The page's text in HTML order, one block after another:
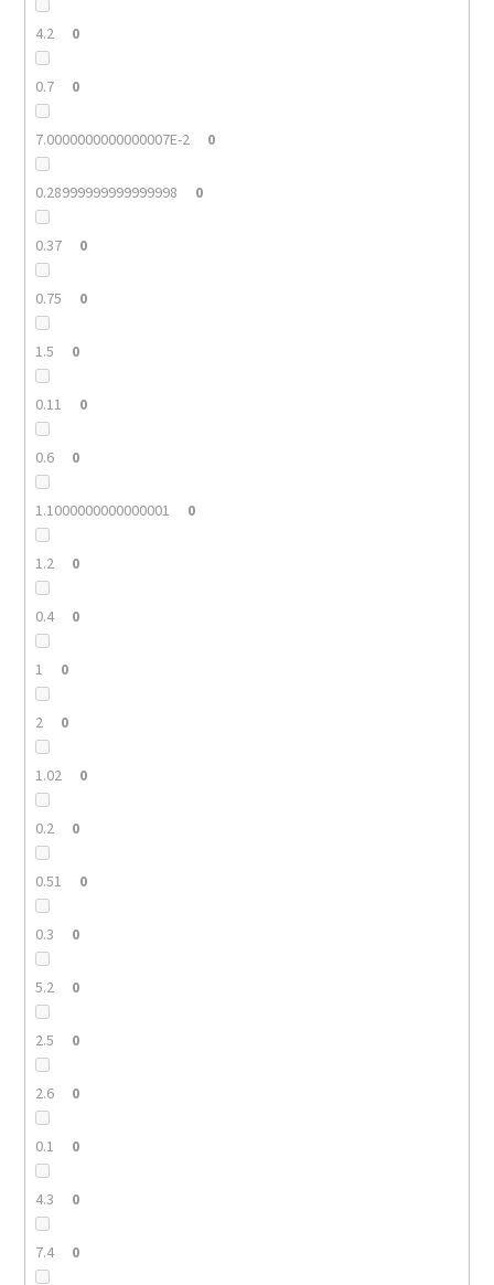
4.2 0
0.7 0
7.0000000000000007E-2 0
0.28999999999999998 0
0.37 0
0.75 0
1.5 0
0.11 0
0.6 0
1.1000000000000001 0
1.2 0
0.4 0
1 0
2 0
1.02 0
0.2 0
0.51 0
0.3 0
5.2 0
2.5 0
2.6 0
0.1 0
4.3 0
7.4 0